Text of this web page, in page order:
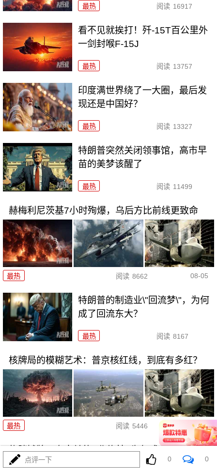
最热 阅读 16917
看不见就挨打！歼-15T百公里外
一剑封喉F-15J
最热 阅读 13757
印度满世界绕了一大圈，最后发
现还是中国好？
最热 阅读 13327
特朗普突然关闭领事馆，高市早
苗的美梦该醒了
最热 阅读 11499
赫梅利尼茨基7小时殉爆，乌后方比前线更致命
最热 阅读 8662 08-05
特朗普的制造业\"回流梦\"，为何
成了回流东大？
最热 阅读 8167
核牌局的模糊艺术：普京核红线，到底有多红？
最热 阅读 5446 08-05
扎胖摊牌：乌克兰的\"北约梦\"为何成了一地鸡毛？
点评一下 0 0